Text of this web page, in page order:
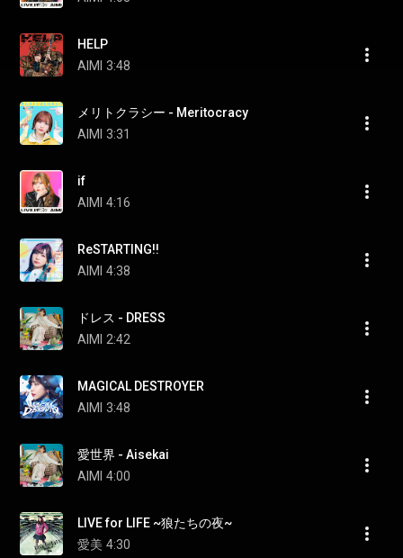
HELP
AIMI 3:48
メリトクラシー - Meritocracy
AIMI 3:31
if
AIMI 4:16
ReSTARTING!!
AIMI 4:38
ドレス - DRESS
AIMI
2:42
MAGICAL DESTROYER
AIMI 3:48
愛世界 - Aisekai
AIMI 4:00
LIVE for LIFE ~狼たちの夜~
愛美 4:30